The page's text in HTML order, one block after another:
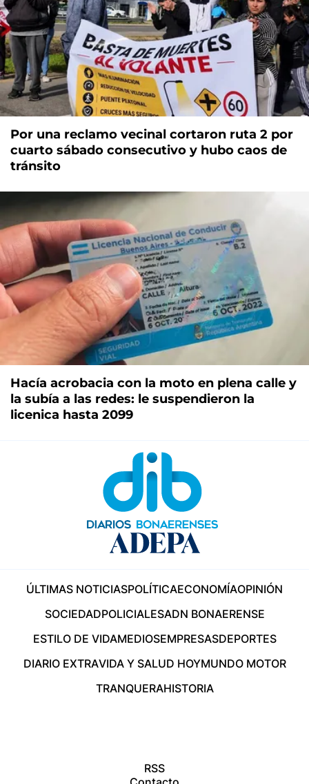
Por una reclamo vecinal cortaron ruta 2 por
cuarto sábado consecutivo y hubo caos de
tránsito
Hacía acrobacia con la moto en plena calle y
la subía a las redes: le suspendieron la
licenica hasta 2099
ÚLTIMAS NOTICIASPOLÍTICAECONOMÍAOPINIÓN
SOCIEDADPOLICIALESADN BONAERENSE
ESTILO DE VIDAMEDIOSEMPRESASDEPORTES
DIARIO EXTRAVIDA Y SALUD HOYMUNDO MOTOR
TRANQUERAHISTORIA
RSS